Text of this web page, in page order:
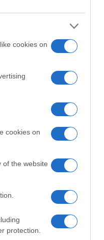
cookies on
cookies on
of the website
protection.
s
Saznaj više